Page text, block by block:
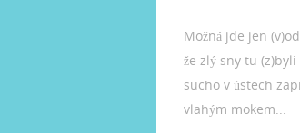
Možná jde jen
že zlý sny tu (z)byli
sucho v ústech
vlahým mokem...